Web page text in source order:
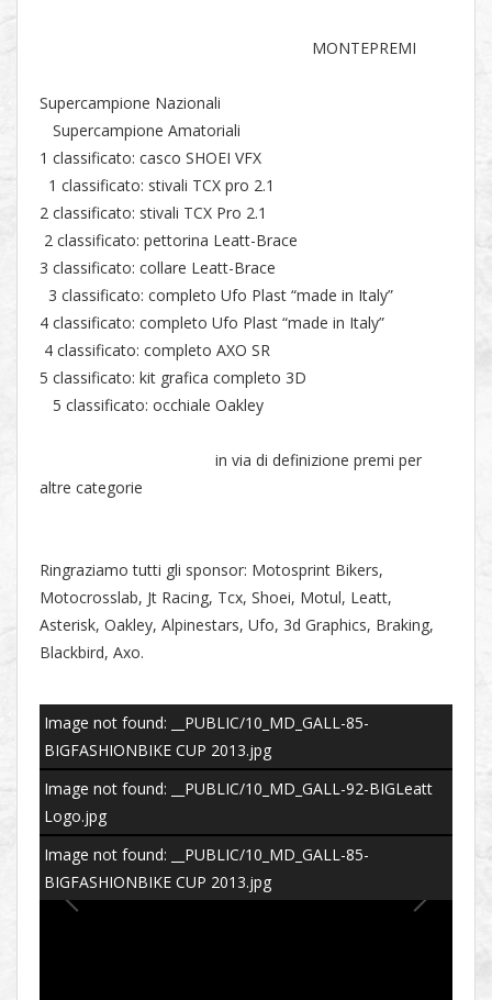
MONTEPREMI
Supercampione Nazionali
Supercampione Amatoriali
1 classificato: casco SHOEI VFX
1 classificato: stivali TCX pro 2.1
2 classificato: stivali TCX Pro 2.1
2 classificato: pettorina Leatt-Brace
3 classificato: collare Leatt-Brace
3 classificato: completo Ufo Plast “made in Italy”
4 classificato: completo Ufo Plast “made in Italy”
4 classificato: completo AXO SR
5 classificato: kit grafica completo 3D
5 classificato: occhiale Oakley
in via di definizione premi per
altre categorie
Ringraziamo tutti gli sponsor: Motosprint Bikers,
Motocrosslab, Jt Racing, Tcx, Shoei, Motul, Leatt,
Asterisk, Oakley, Alpinestars, Ufo, 3d Graphics, Braking,
Blackbird, Axo.
Image not found: __PUBLIC/10_MD_GALL-85-
BIGFASHIONBIKE CUP 2013.jpg
Image not found: __PUBLIC/10_MD_GALL-92-BIGLeatt
Logo.jpg
Image not found: __PUBLIC/10_MD_GALL-85-
BIGFASHIONBIKE CUP 2013.jpg